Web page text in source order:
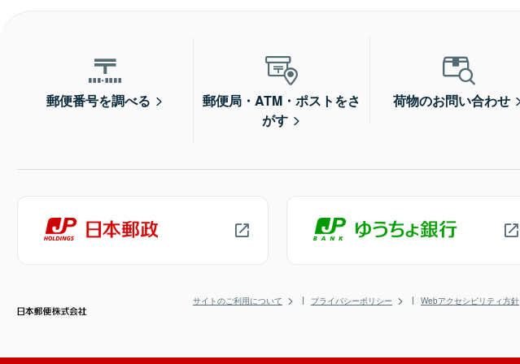
郵便番号を調べる
郵便局・ATM・ポストをさ
がす
荷物のお問い合わせ
サイトのご利用について プライバシーポリシー Webアクセシビリティ方針